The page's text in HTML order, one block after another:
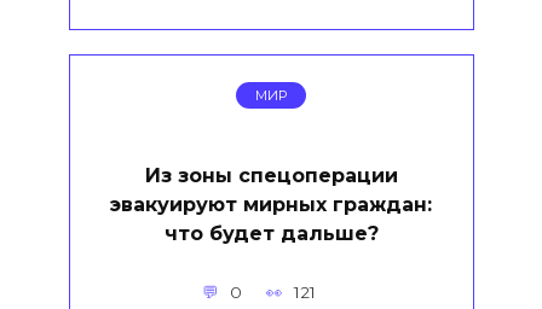
МИР
Из зоны спецоперации
эвакуируют мирных граждан:
что будет дальше?
0 121